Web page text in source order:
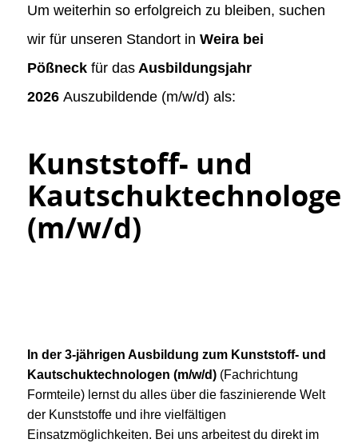
Um weiterhin so erfolgreich zu bleiben, suchen
wir für unseren Standort in Weira bei
Pößneck für das Ausbildungsjahr
2026 Auszubildende (m/w/d) als:
Kunststoff- und
Kautschuktechnologe
(m/w/d)
In der 3-jährigen Ausbildung zum Kunststoff- und
Kautschuktechnologen (m/w/d) (Fachrichtung
Formteile) lernst du alles über die faszinierende Welt
der Kunststoffe und ihre vielfältigen
Einsatzmöglichkeiten. Bei uns arbeitest du direkt im